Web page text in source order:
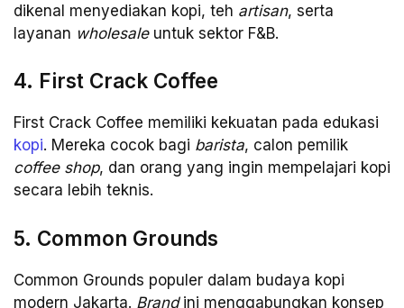
dikenal menyediakan kopi, teh artisan, serta
layanan wholesaleuntuk sektor F&B.
4. First Crack Coffee
First Crack Coffee memiliki kekuatan pada edukasi
kopi. Mereka cocok bagi barista, calon pemilik
coffee shop, dan orang yang ingin mempelajari kopi
secara lebih teknis.
5. Common Grounds
Common Grounds populer dalam budaya kopi
modern Jakarta. Brandini menggabungkan konsep